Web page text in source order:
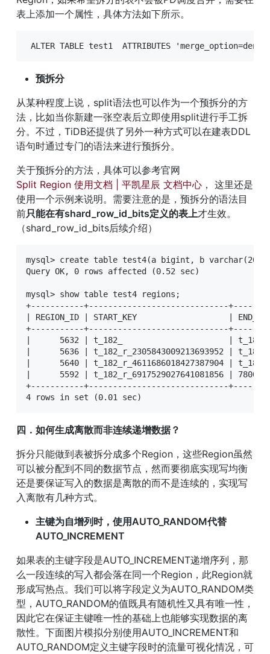
表上添加一个属性，具体方法如下所示。
ALTER TABLE test1  ATTRIBUTES
预拆分
从某种程度上说，split语法也可以作为一个预拆分的方
法，比如当你新建一张空表后立即使用split进行手工拆
分。不过，TiDB还提供了另外一种方式可以在建表DDL
语句时通过专门的语法来进行预拆分。
关于预拆分的方法，具体可以参考官网
Split Region 使用文档 | 平凯星辰 文档中心 ， 这里还是
使用一个示例来说明。需要注意的是，预拆分的语法目
前只能在有shard_row_id_bits定义的表上才生效。
（shard_row_id_bits后续介绍）
mysql> create table test4(a bigint, b
Query OK, 0 rows affected (0.52 sec)
mysql> show table test4 regions;
+-----------+-----------------------------
| REGION_ID | START_KEY                   | END_KEY
+-----------+-----------------------------
|      5632 | t_182_                      |
|      5636 |
|      5640 |
|      5592 |
+-----------+-----------------------------
四．如何生成离散而非连续递增数据？
拆分只能做到表被拆分成多个Region，这些Region虽然
可以被分配到不同的数据节点，然而要彻底实现写均衡
还是要保证写入的数据是离散的而不是连续的，实现写
入离散有几种方式。
主键为自增列时，使用AUTO_RANDOM代替
AUTO_INCREMENT
如果表的主键字段是AUTO_INCREMENT递增序列，那
么一段连续的写入都会落在同一个Region，此Region就
形成写热点。我们可以将字段定义为AUTO_RANDOM类
型，AUTO_RANDOM的值既具有随机性又具有唯一性，
因此它在保证主键唯一性的基础上也能够实现数据的离
散性。下面图片模拟分别使用AUTO_INCREMENT和
AUTO_RANDOM定义主键字段时的流量可视化情况，可